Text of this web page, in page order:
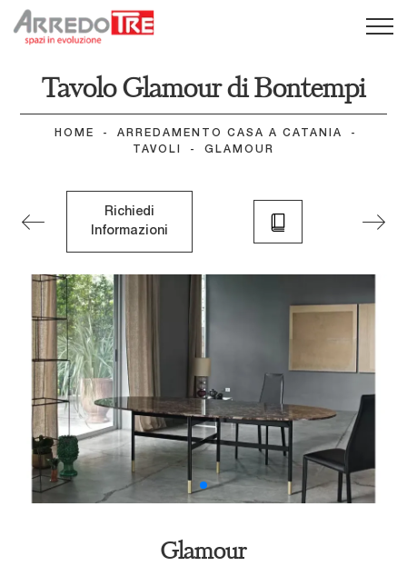
Tavolo Glamour di Bontempi
HOME - ARREDAMENTO CASA A CATANIA
-
TAVOLI
- GLAMOUR
Richiedi
Informazioni
Glamour